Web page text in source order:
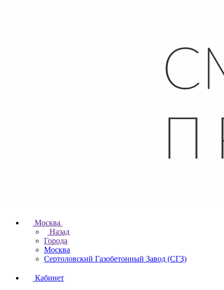
Москва
Назад
Города
Москва
Сертоловский Газобетонный Завод (СГЗ)
Кабинет